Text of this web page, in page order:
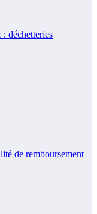
déchetteries
de remboursement